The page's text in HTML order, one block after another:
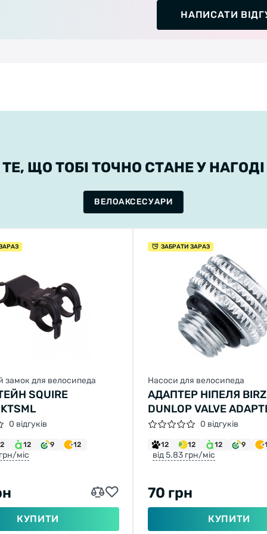
НАПИСАТИ
ТЕ, ЩО ТОБІ ТОЧНО СТАНЕ У НАГОДІ
ВЕЛОАКСЕСУАРИ
замок для велосипеда
SQUIRE
0 відгуків
12 9 12
міс
КУПИТИ
ЗАБРАТИ ЗАРАЗ
Насоси для велосипеда
АДАПТЕР НІПЕЛЯ
DUNLOP VALVE
0 відгуків
12 12 12 9
від 5.83 грн/міс
70 грн
КУПИТИ